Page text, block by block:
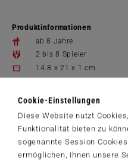
Cookie-Einstellungen
Diese Website nutzt
Funktionalität bieten zu
sogenannte Session
ermöglichen, Ihnen unsere
Produktinformationen
ab 8 Jahre
2 bis 8 Spieler
14.8 x 21 x 1 cm
Der Schmidt-
Jetzt anmelden und 5€